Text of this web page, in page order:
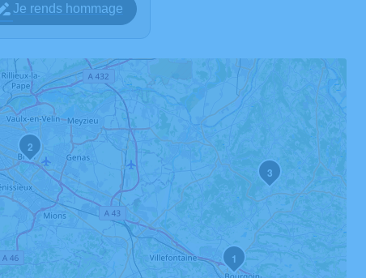
Je rends hommage
1
2
3